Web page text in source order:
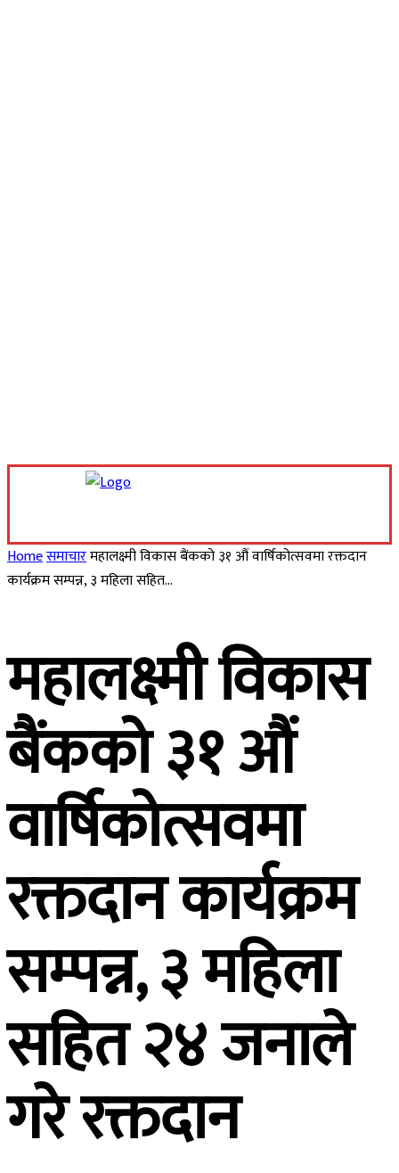
Homeसमाचारमहालक्ष्मी विकास बैंकको ३१ औं वार्षिकोत्सवमा रक्तदान
कार्यक्रम सम्पन्न, ३ महिला सहित...
महालक्ष्मी विकास
बैंकको ३१ औं
वार्षिकोत्सवमा
रक्तदान कार्यक्रम
सम्पन्न, ३ महिला
सहित २४ जनाले
गरे रक्तदान